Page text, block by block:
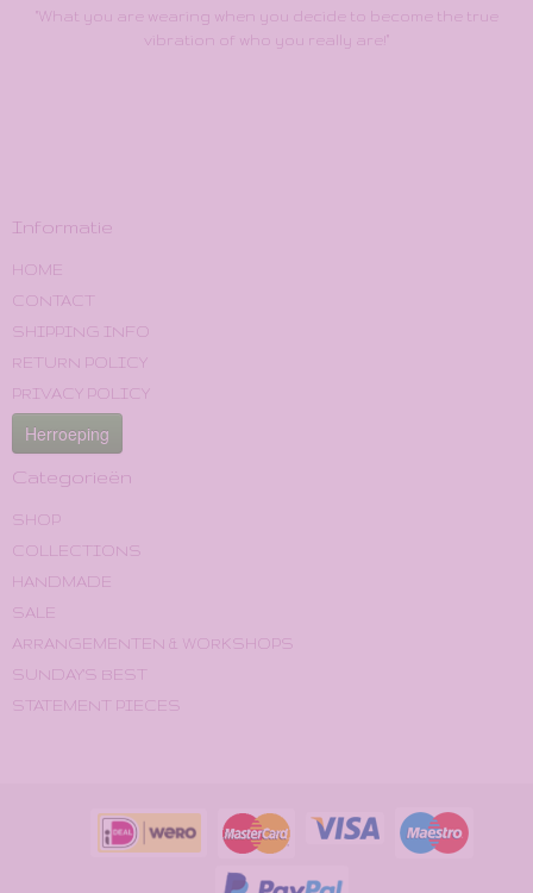
"What you are wearing when you decide to become the true
vibration of who you really are!"
Informatie
HOME
CONTACT
SHIPPING INFO
RETURN POLICY
PRIVACY POLICY
Herroeping
Categorieën
SHOP
COLLECTIONS
HANDMADE
SALE
ARRANGEMENTEN & WORKSHOPS
SUNDAY'S BEST
STATEMENT PIECES